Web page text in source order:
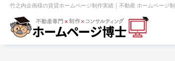
竹之内企画様の賃貸ホームページ制作実績｜不動産 ホームページ